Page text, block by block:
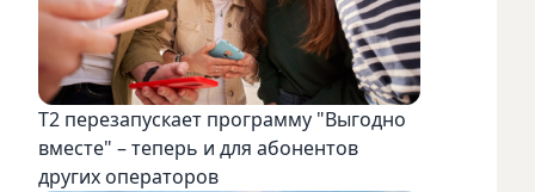
Т2 перезапускает программу "Выгодно
вместе" – теперь и для абонентов
других операторов